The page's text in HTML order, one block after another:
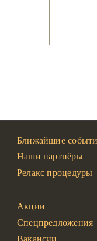
Ближайшие
Наши партнёры
Релакс процедуры
Акции
Спецпредложения
Вакансии